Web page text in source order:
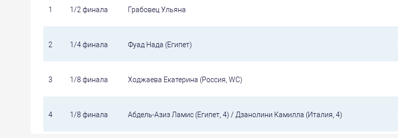
1 1/2 финала Грабовец Ульяна
2 1/4 финала Фуад Нада (Египет)
3 1/8 финала Ходжаева Екатерина (Россия, WC)
4 1/8 финала Абдель-Азиз Ламис (Египет, 4) / Дзанолини Камилла (Италия, 4)